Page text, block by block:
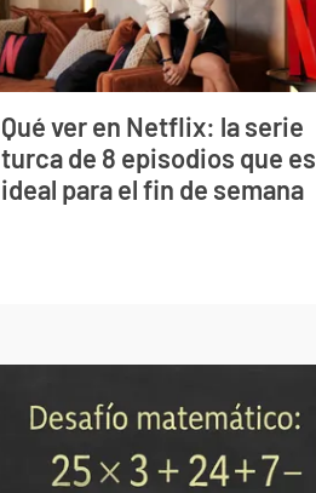
Qué ver en Netflix: la serie
turca de 8 episodios que es
ideal para el fin de semana